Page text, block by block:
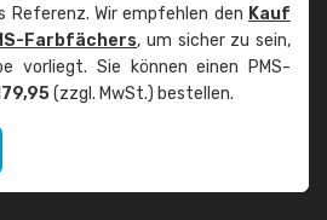
Referenz. Wir empfehlen den Kauf
Farbfächers, um sicher zu sein,
vorliegt. Sie können einen PMS-
(zzgl. MwSt.) bestellen.